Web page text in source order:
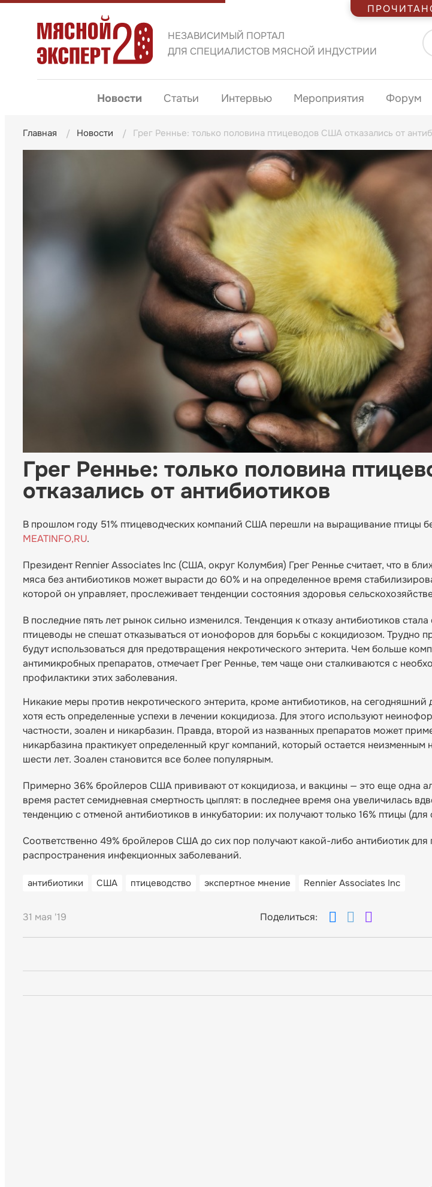
НЕЗАВИСИМЫЙ ПОРТАЛ
ДЛЯ СПЕЦИАЛИСТОВ МЯСНОЙ ИНДУСТРИИ
Новости Статьи Интервью Мероприятия Форум
Главная Новости Грег Реннье: только половина птицеводов США отказались от
Грег Реннье: только половина
отказались от антибиотиков
В прошлом году 51% птицеводческих компаний США перешли на выращивание птицы
MEATINFO,RU.
Президент Rennier Associates Inc (США, округ Колумбия) Грег Реннье считает, что в
мяса без антибиотиков может вырасти до 60% и на определенное время
которой он управляет, прослеживает тенденции состояния здоровья
В последние пять лет рынок сильно изменился. Тенденция к отказу антибиотиков
птицеводы не спешат отказываться от ионофоров для борьбы с кокцидиозом. Трудно
будут использоваться для предотвращения некротического энтерита. Чем больше
антимикробных препаратов, отмечает Грег Реннье, тем чаще они сталкиваются с
профилактики этих заболевания.
Никакие меры против некротического энтерита, кроме антибиотиков, на сегодняшний
хотя есть определенные успехи в лечении кокцидиоза. Для этого используют
частности, зоален и никарбазин. Правда, второй из названных препаратов может
никарбазина практикует определенный круг компаний, который остается
шести лет. Зоален становится все более популярным.
Примерно 36% бройлеров США прививают от кокцидиоза, и вакцины — это еще одна
время растет семидневная смертность цыплят: в последнее время она увеличилась
тенденцию с отменой антибиотиков в инкубатории: их получают только 16% птицы
Соответственно 49% бройлеров США до сих пор получают какой-либо антибиотик для
распространения инфекционных заболеваний.
антибиотики США птицеводство экспертное мнение Rennier Associates Inc
31 мая '19 Поделиться: